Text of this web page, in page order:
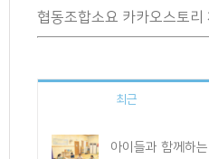
협동조합소요 카카오스토리
최근
아이들과 함께하는